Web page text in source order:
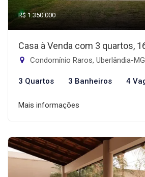
R$ 1.350.000
Casa à Venda com 3 quartos,
Condomínio Raros, Uberlândia-MG
3 Quartos 3 Banheiros 4
Mais informações